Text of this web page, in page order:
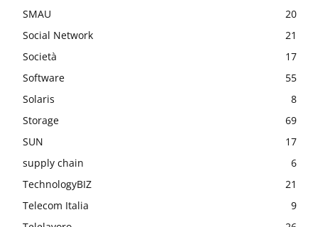
SMAU
20
Social Network
21
Società
17
Software
55
Solaris
8
Storage
69
SUN
17
supply chain
6
TechnologyBIZ
21
Telecom Italia
9